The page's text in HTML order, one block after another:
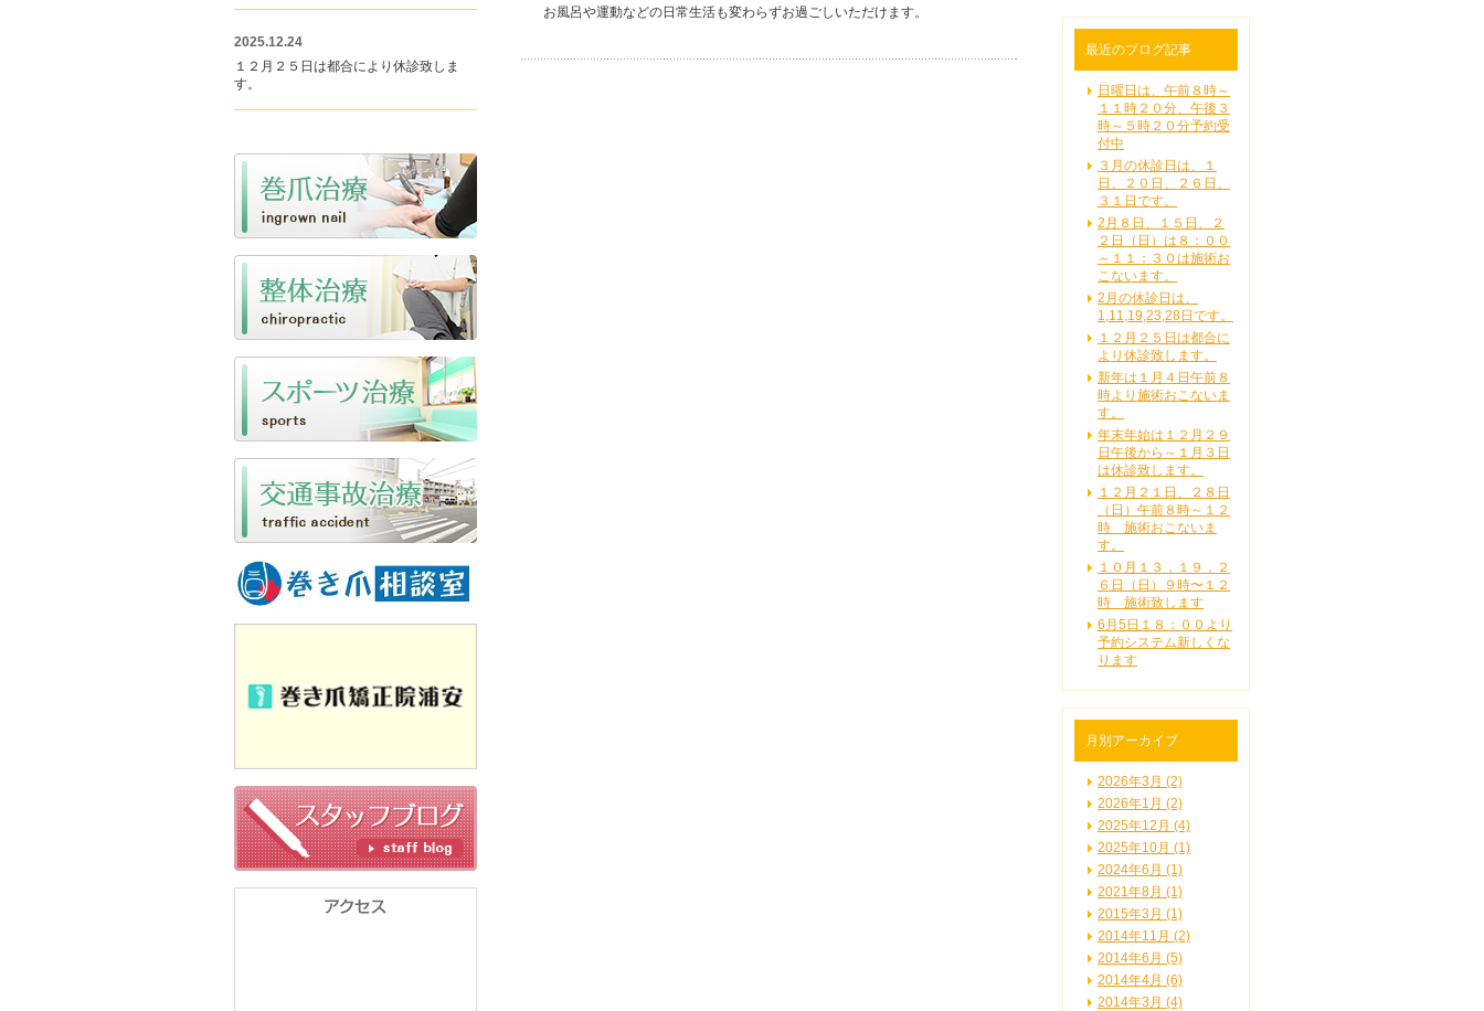
お風呂や運動などの日常生活も変わらずお過ごしいただけます。
最近のブログ記事
日曜日は、午前８時～
１１時２０分、午後３
時～５時２０分予約受
付中
３月の休診日は、１
日、２０日、２６日、
３１日です。
2月８日、１５日、２
２日（日）は８：００
～１１：３０は施術お
こないます。
2月の休診日は、
1,11,19,23,28日です。
１２月２５日は都合に
より休診致します。
新年は１月４日午前８
時より施術おこないま
す。
年末年始は１２月２９
日午後から～１月３日
は休診致します。
１２月２１日、２８日
（日）午前８時～１２
時 施術おこないま
す。
１０月１３，１９，２
６日（日）９時〜１２
時 施術致します
6月5日１８：００より
予約システム新しくな
ります
月別アーカイブ
2026年3月 (2)
2026年1月 (2)
2025年12月 (4)
2025年10月 (1)
2024年6月 (1)
2021年8月 (1)
2015年3月 (1)
2014年11月 (2)
2014年6月 (5)
2014年4月 (6)
2014年3月 (4)
2025.12.24
１２月２５日は都合により休診致しま
す。